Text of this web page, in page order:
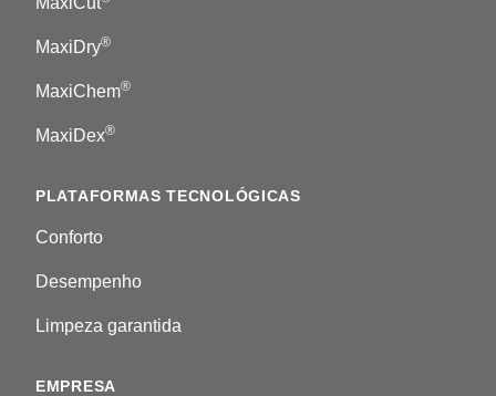
MaxiDry®
MaxiChem®
MaxiDex®
PLATAFORMAS TECNOLÓGICAS
Conforto
Desempenho
Limpeza garantida
EMPRESA